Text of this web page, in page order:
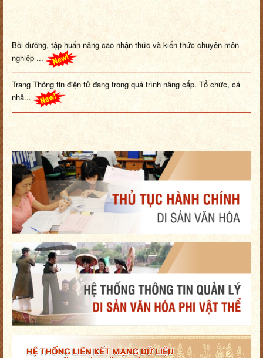
Bồi dưỡng, tập huấn nâng cao nhận thức và kiến thức chuyên môn
nghiệp ...
Trang Thông tin điện tử đang trong quá trình nâng cấp. Tổ chức, cá
nhâ...